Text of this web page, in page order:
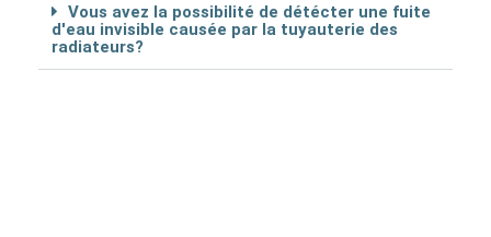
Vous avez la possibilité de détécter une fuite
d'eau invisible causée par la tuyauterie des
radiateurs?